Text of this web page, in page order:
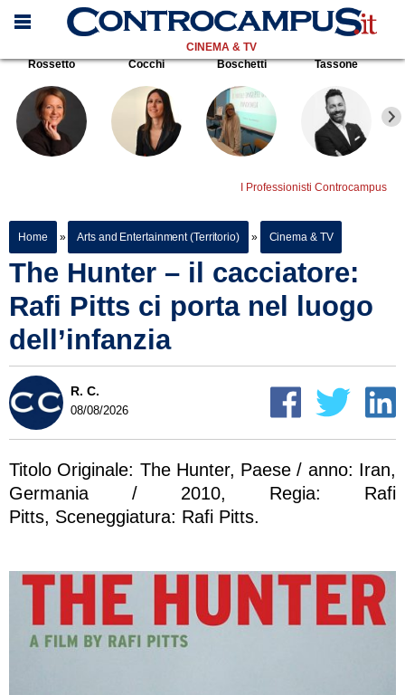
CINEMA & TV
Rossetto
Cocchi Boschetti Tassone
I Professionisti Controcampus
Home » Arts and Entertainment (Territorio) » Cinema & TV
The Hunter – il cacciatore:
Rafi Pitts ci porta nel luogo
dell’infanzia
R. C.
08/08/2026
Titolo Originale: The Hunter, Paese / anno: Iran,
Germania / 2010, Regia: Rafi
Pitts, Sceneggiatura: Rafi Pitts.